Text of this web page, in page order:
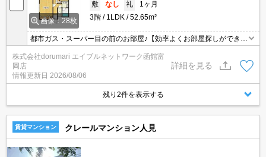
画像：28枚
敷
なし 礼
1ヶ月
3階
1LDK 52.65m²
都市ガス・スーパー目の前のお部屋♪【効率よくお部屋探しができる
お店】同じお部屋がいくつも出てきて探すのが大変。。そんな時は
「窓口を一つにして」エイブルNW函館富岡店へお任せください！
どのお部屋でもご紹介、ご案内させていただきます！
株式会社dorumari エイブルネットワーク函館富
岡店
情報更新日 2026/08/06
詳細を見る
残り2件を表示する
賃貸マンション クレールマンション人見